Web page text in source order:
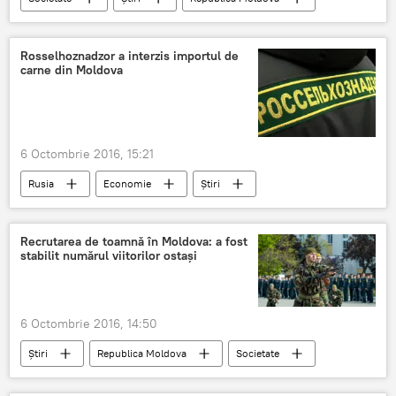
Moldova
averse
cod galben
îngheţ
ploi puternice
Rosselhoznadzor a interzis importul de
carne din Moldova
6 Octombrie 2016, 15:21
Rusia Economie
Știri
Rusia
Vsevolod Stamati
Rosselhoznadzor
ANSA
virus
pesta porcina
Recrutarea de toamnă în Moldova: a fost
stabilit numărul viitorilor ostaşi
6 Octombrie 2016, 14:50
Știri Republica Moldova
Societate
toamnă
soldați în termen